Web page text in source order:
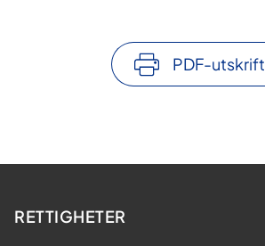
PDF-utskrift
RETTIGHETER